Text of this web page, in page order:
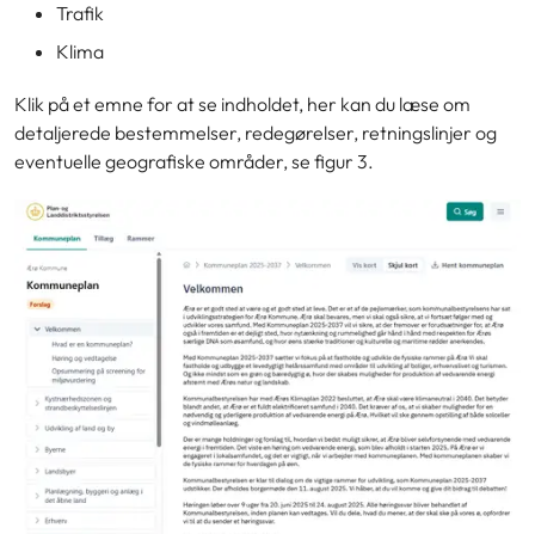
Trafik
Klima
Klik på et emne for at se indholdet, her kan du læse om
detaljerede bestemmelser, redegørelser, retningslinjer og
eventuelle geografiske områder, se figur 3.